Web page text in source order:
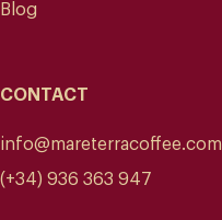
Blog
CONTACT
info@mareterracoffee.com
(+34) 936 363 947